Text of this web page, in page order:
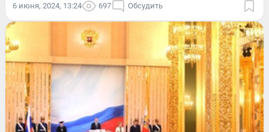
6 июня, 2024, 13:24 697 Обсудить